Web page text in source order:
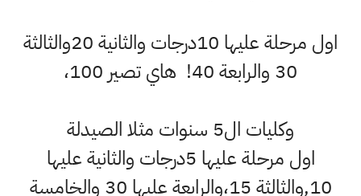
اول مرحلة عليها 10درجات والثانية 20والثالثة
30 والرابعة 40! هاي تصير 100،
وكليات ال5 سنوات مثلا الصيدلة
اول مرحلة عليها 5درجات والثانية عليها
10,والثالثة 15،والرابعة عليها 30 والخامسة